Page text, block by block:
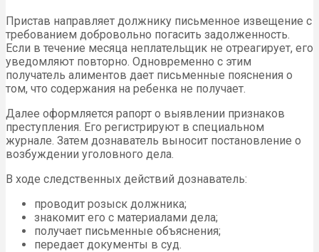
Пристав направляет должнику письменное извещение с
требованием добровольно погасить задолженность.
Если в течение месяца неплательщик не отреагирует, его
уведомляют повторно. Одновременно с этим
получатель алиментов дает письменные пояснения о
том, что содержания на ребенка не получает.
Далее оформляется рапорт о выявлении признаков
преступления. Его регистрируют в специальном
журнале. Затем дознаватель выносит постановление о
возбуждении уголовного дела.
В ходе следственных действий дознаватель:
проводит розыск должника;
знакомит его с материалами дела;
получает письменные объяснения;
передает документы в суд.